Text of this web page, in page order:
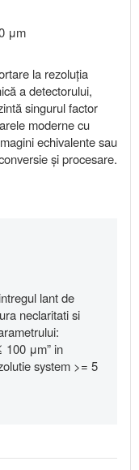
μm
la rezoluția
a detectorului,
singurul factor
moderne cu
echivalente sau
și procesare.
lant de
neclaritati si
100 μm” in
system >= 5